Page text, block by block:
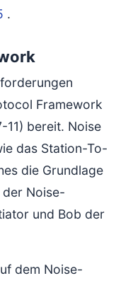
.
Framework
11) bereit. Noise
das Station-To-
die Grundlage
Noise-
und Bob der
dem Noise-